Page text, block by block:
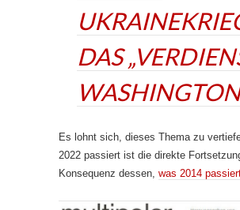
DAS
Es lohnt sich, dieses Thema zu
2022 passiert ist die direkte
Konsequenz dessen, was 2014